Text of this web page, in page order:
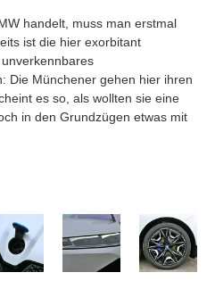
handelt, muss man erstmal
ist die hier exorbitant
Die Münchener gehen hier ihren
es so, als wollten sie eine
in den Grundzügen etwas mit